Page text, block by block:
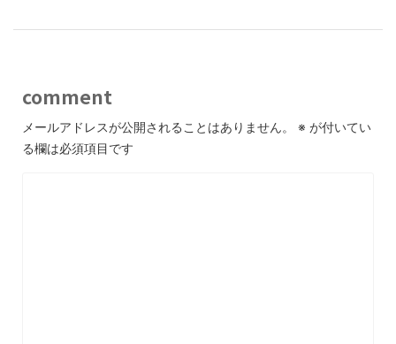
comment
メールアドレスが公開されることはありません。 ※ が付いてい
る欄は必須項目です